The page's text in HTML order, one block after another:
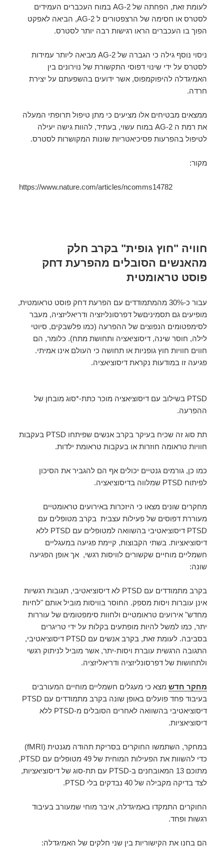
לעומת זאת, הפחתה של
2-AG במוח העכברים העמידים
לסטרס או חסימה של הרצפטורים ל 2-AG, הביאה לאפקט
הפוך בו העכברים הראו רגישות רבה יותר לסטרס.
ניסוי נוסף גילה כי הגברה של 2-AG מביאה ליותר עמידות
לסטרס על ידי שינוי דפוסי התקשורת של נוירונים בין
האמיגדלה להיפוקמפוס, אשר ידועים בהשפעתם על יצירת
חרדה.
ממצאים מבטיחים אלו מציעים כי מתן טיפול תרופתי המעלה
את רמת ה 2-AG
במוח עשוי, בעתיד, להוות גישה יעילה
לטיפול בהפרעות פסיכיאטריות שונות המקושרות לסטרס.
מקור:
https://www.nature.com/articles/ncomms14782
חוויה "חוץ גופית" בקרב חלק
מהאנשים הסובלים מהפרעת דחק
פוסט טראומטית
עבור כ-30% מהמתמודדים עם הפרעת דחק פוסט טראומטית,
מופיעים גם תסמיניםשל דפרסונליזציה ודריאליזציה, מעבר
לסימפטומים הנפוצים של ההפרעה (כמו פלשבקים, סיוטי
לילה, חוסר שינה, דיסוציאציה ותחושת מתח). כלומר, הם
חווים חוויות חוץ גופניות או תחושה כי העולם אינו אמיתי.
פגיעה זו במודעות נקראת דיסוציאציה.
PTSD בשילוב עם דיסוציאציה מוכר כתת-*סוג מובחן של
ההפרעה.
תת סוג זה שכיח בעיקר בקרב אנשים שפיתחו PTSD בעקבות
חוויות טראומה חוזרות או בעקבות טראומת ילדות.
כמו כן, גורמים גנטיים יכולים אף הם להגביר את הסיכון
לפיתוח PTSD שמלווה בדיסוציאציה.
מחקרים שונים מצאו כי היזכרות באירועים טראומטיים
מעוררת דפוסים של פעילות עצבית בקרב מטופלים עם
PTSD דיסוציאטיבי בהשוואה למטופלים עם PTSD ללא
דיסוציאציות. בשתי הקבוצות, קיימת פגיעה במעגליים
חשמליים מוחיים שקשורים לוויסות רגשי, אך אופן הפגיעה
שונה:
בקרב מתמודדים עם PTSD לא דיסוציאטיבי, תגובות רגשיות
אינן עוברות ויסות מספק. החוסר בוויסות מוביל אותם "לחיות
מחדש" אירועים טראומטיים ולחוות סימפטומים של עוררות
יתר, כמו למשל להיות מופתעים בקלות על ידי טריגרים
בסביבה. לעומת זאת, בקרב אנשים עם PTSD דיסוציאטיבי,
התגובה הרגשית עוברת ויסות-יתר, אשר מוביל לניתוק רגשי
ולתחושות של דפרסונליזציה ודריאליזציה.
מחקר חדש מצא כי מעגלים חשמליים מוחיים המעורבים
בעיבוד פחד פועלים באופן שונה בקרב מתמודדים עם PTSD
דיסוציאטיבי בהשוואה לאחרים הסובלים מ-PTSD ללא
דיסוציאציות.
במחקר, השתמשו החוקרים בסריקת תהודה מגנטית (fMRI)
כדי להשוות את הפעילות המוחית של 49 מטופלים עם PTSD,
מתוכם 13 המאובחנים ב-PTSD עם תת-סוג של דיסוציאציות,
לצד בדיקה מקבילה של 40 נבדקים בלי PTSD.
החוקרים התמקדו באמיגדלה, איבר מוחי שמעורב בעיבוד
רגשות ופחד.
הם בחנו את הקישוריות בין שני חלקים של האמיגדלה: